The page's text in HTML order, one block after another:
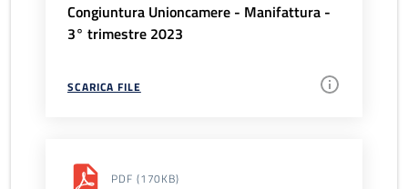
Congiuntura Unioncamere - Manifattura -
3° trimestre 2023
SCARICA FILE
PDF (170KB)